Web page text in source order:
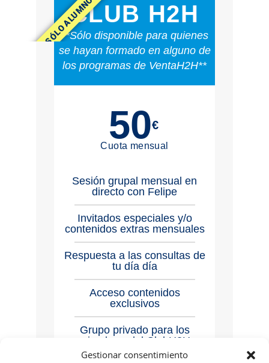
Gestionar consentimiento
CLUB H2H
**Sólo disponible para quienes
se hayan formado en alguno de
los programas de VentaH2H**
50€
Cuota mensual
Sesión grupal mensual en
directo con Felipe
Invitados especiales y/o
contenidos extras mensuales
Respuesta a las consultas de
tu día día
Acceso contenidos
exclusivos
Grupo privado para los
miembros del ClubH2H